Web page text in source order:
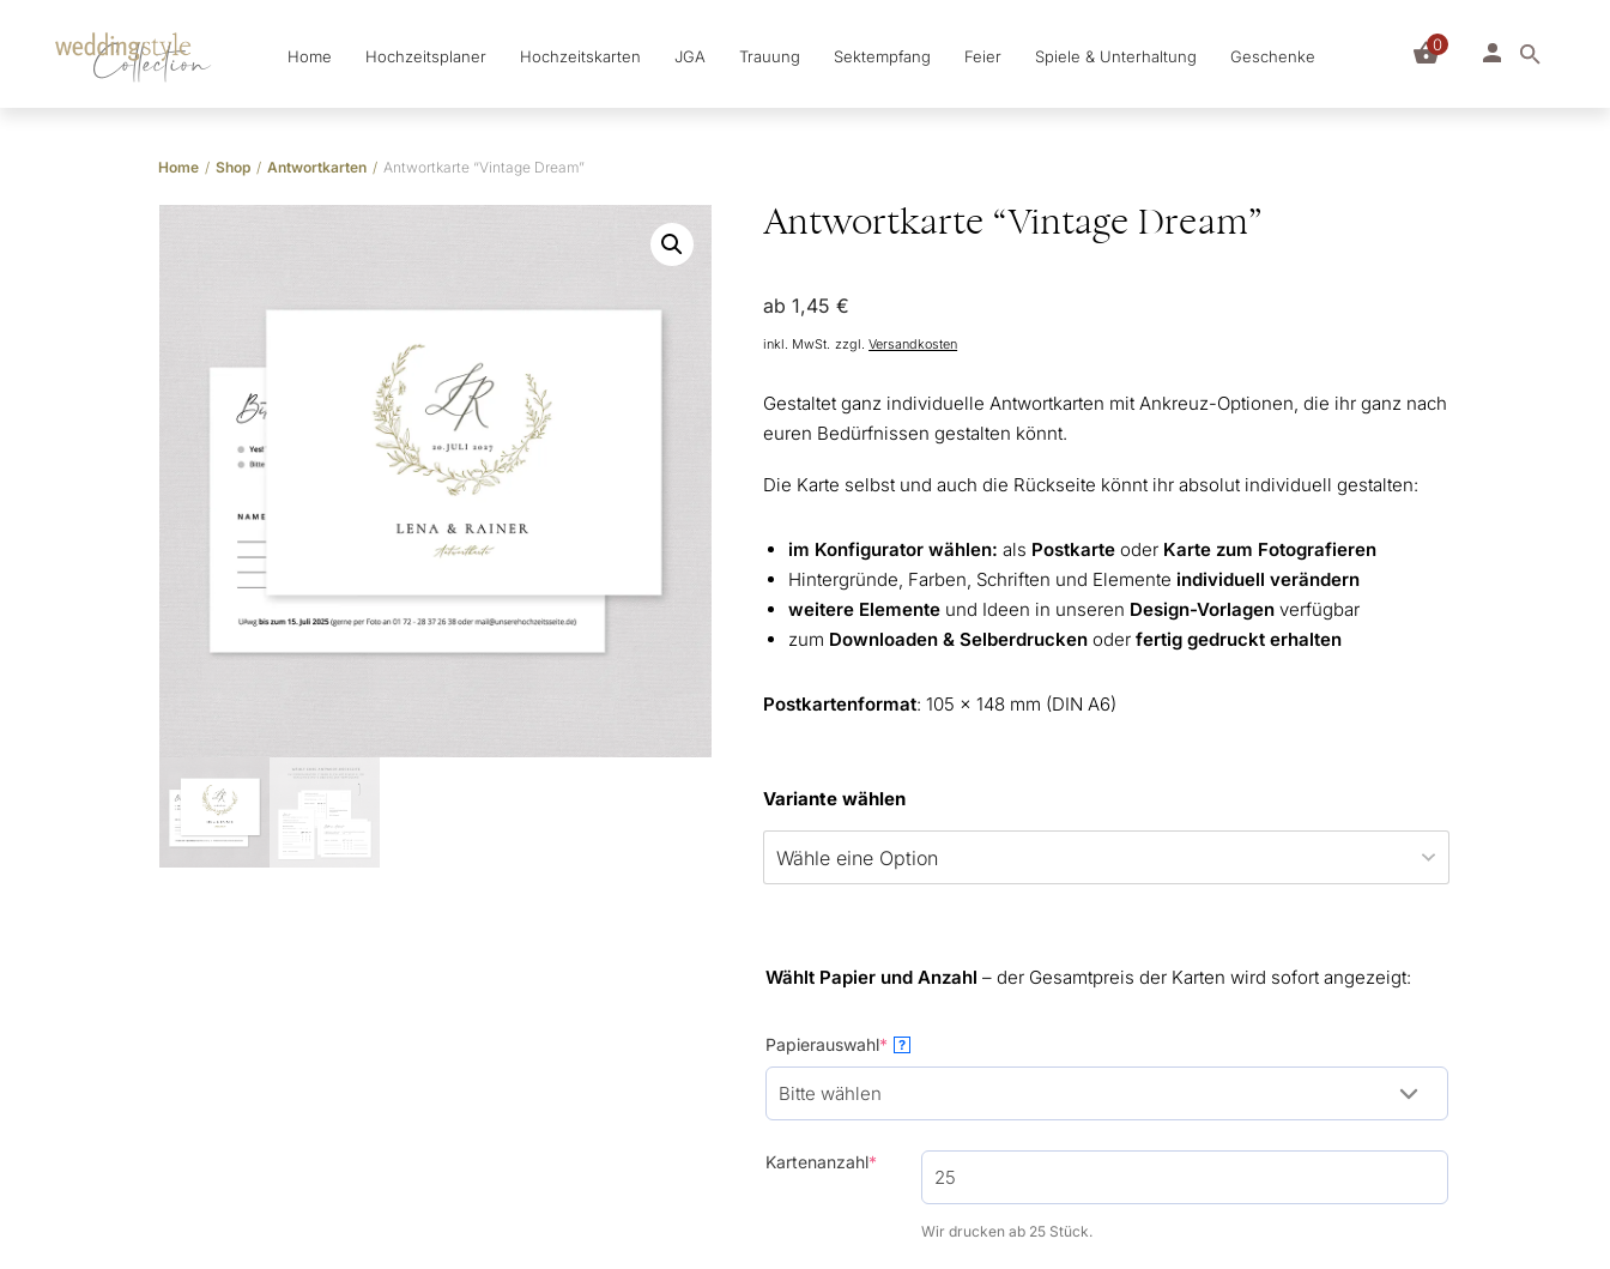
Collection Home Hochzeitsplaner Hochzeitskarten JGA Trauung Sektempfang Feier Spiele & Unterhaltung Geschenke
0
Home / Shop / Antwortkarten / Antwortkarte “Vintage Dream”
Antwortkarte “Vintage Dream”
ab1,45€
inkl. MwSt. zzgl.Versandkosten
Gestaltet ganz individuelle Antwortkarten mit Ankreuz-Optionen, die ihr ganz nach
euren Bedürfnissen gestalten könnt.
Die Karte selbst und auch die Rückseite könnt ihr absolut individuell gestalten:
im Konfigurator wählen: als Postkarte oder Karte zum Fotografieren
Hintergründe, Farben, Schriften und Elemente individuell verändern
weitere Elemente und Ideen in unseren Design-Vorlagen verfügbar
zum Downloaden & Selberdrucken oderfertig gedruckt erhalten
Postkartenformat: 105 x 148 mm (DIN A6)
Variante wählen
Wählt Papier und Anzahl– der Gesamtpreis der Karten wird sofort angezeigt:
Papierauswahl* (required)
?
Kartenanzahl* (required)
Wir drucken ab 25 Stück.